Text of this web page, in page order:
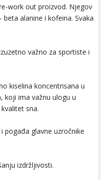
work out proizvod. Njegov
alanine i kofeina. Svaka
važno za sportiste i
kiselina koncentrisana u
koji ima važnu ulogu u
sna.
pogađa glavne uzročnike
izdržljivosti.